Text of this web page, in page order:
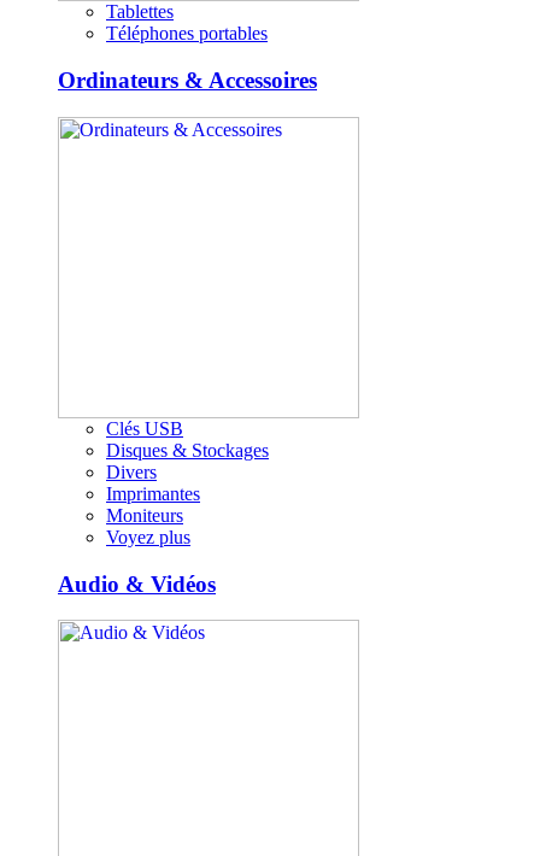
Tablettes
Téléphones portables
Ordinateurs & Accessoires
Clés USB
Disques & Stockages
Divers
Imprimantes
Moniteurs
Voyez plus
Audio & Vidéos